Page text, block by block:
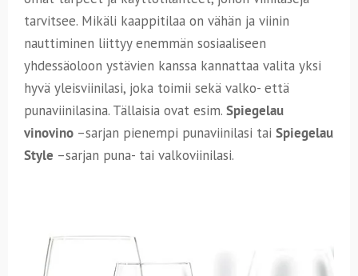
tarvitsee. Mikäli kaappitilaa on vähän ja viinin
nauttiminen liittyy enemmän sosiaaliseen
yhdessäoloon ystävien kanssa kannattaa valita yksi
hyvä yleisviinilasi, joka toimii sekä valko- että
punaviinilasina. Tällaisia ovat esim. Spiegelau
vinovino –sarjan pienempi punaviinilasi tai Spiegelau
Style –sarjan puna- tai valkoviinilasi.